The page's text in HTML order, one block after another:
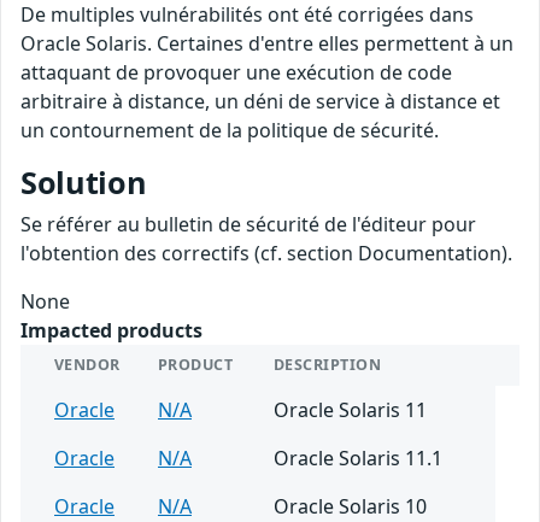
De multiples vulnérabilités ont été corrigées dans
Oracle Solaris. Certaines d'entre elles permettent à un
attaquant de provoquer une exécution de code
arbitraire à distance, un déni de service à distance et
un contournement de la politique de sécurité.
Solution
Se référer au bulletin de sécurité de l'éditeur pour
l'obtention des correctifs (cf. section Documentation).
None
Impacted products
VENDOR PRODUCT DESCRIPTION
Oracle N/A
Oracle Solaris 11
Oracle
N/A
Oracle Solaris 11.1
Oracle
N/A
Oracle Solaris 10